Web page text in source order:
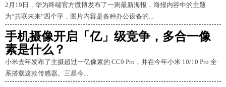
2月19日，华为终端官方微博发布了一则最新海报，海报内容中的主题
为“共联未来”四个字，图片内容是各种办公设备的...
手机摄像开启「亿」级竞争，多合一像
素是什么？
小米去年发布了主摄超过一亿像素的 CC9 Pro，并在今年小米 10/10 Pro 全
系搭载这款传感器。三星今...